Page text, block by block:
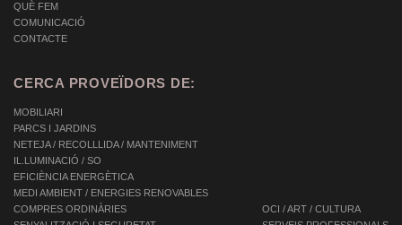
QUÈ FEM
COMUNICACIÓ
CONTACTE
CERCA PROVEÏDORS DE:
MOBILIARI
PARCS I JARDINS
NETEJA / RECOLLLIDA / MANTENIMENT
IL.LUMINACIÓ / SO
EFICIÈNCIA ENERGÈTICA
MEDI AMBIENT / ENERGIES RENOVABLES
COMPRES ORDINÀRIES
OCI / ART / CULTURA